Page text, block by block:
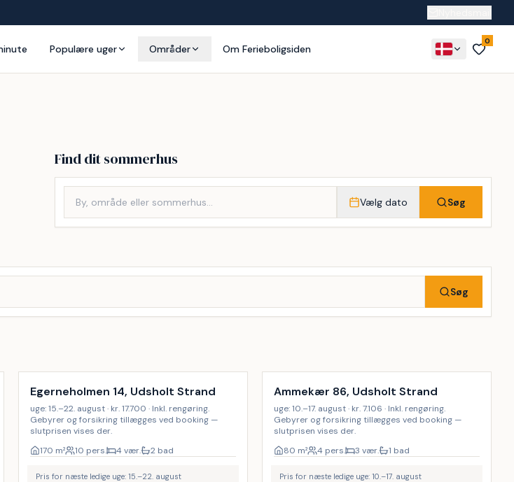
Populære uger Områder Om Ferieboligsiden
0
Find dit sommerhus
Vælg dato Søg
Søg
Egerneholmen 14, Udsholt Strand
uge: 15.–22. august · kr. 17.700 · Inkl. rengøring.
Gebyrer og forsikring tillægges ved booking —
slutprisen vises der.
170 m² 10 pers. 4 vær. 2 bad
Pris for næste ledige uge: 15.–22. august
Ammekær 86, Udsholt Strand
uge: 10.–17. august · kr. 7.106 · Inkl. rengøring.
Gebyrer og forsikring tillægges ved booking —
slutprisen vises der.
80 m² 4 pers. 3 vær. 1 bad
Pris for næste ledige uge: 10.–17. august